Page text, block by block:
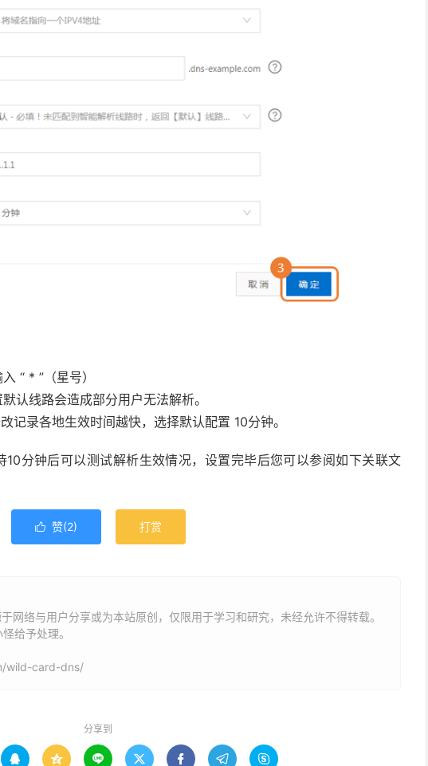
“ * ”（星号）
认线路会造成部分用户无法解析。
记录各地生效时间越快，选择默认配置 10分钟。
10分钟后可以测试解析生效情况，设置完毕后您可以参阅如下关联文
 赞(2) 打赏
网络与用户分享或为本站原创，仅限用于学习和研究，未经允许不得转载。
给予处理。
wild-card-dns/
分享到
      